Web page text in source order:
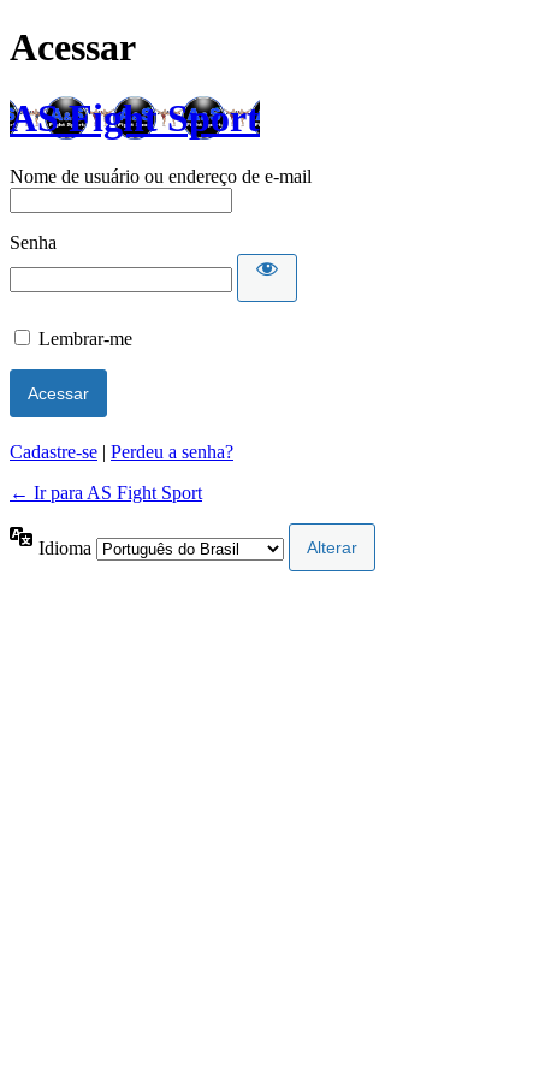
Acessar
AS Fight Sport
Nome de usuário ou endereço de e-mail
Senha
Lembrar-me
Cadastre-se | Perdeu a senha?
← Ir para AS Fight Sport
Idioma